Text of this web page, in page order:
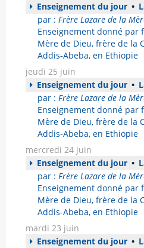
Enseignement du jour •
par : Frère Lazare de la
Enseignement donné par
Mère de Dieu, frère de la
Addis-Abeba, en Ethiopie
jeudi 25 juin
Enseignement du jour •
par : Frère Lazare de la
Enseignement donné par
Mère de Dieu, frère de la
Addis-Abeba, en Ethiopie
mercredi 24 juin
Enseignement du jour •
par : Frère Lazare de la
Enseignement donné par
Mère de Dieu, frère de la
Addis-Abeba, en Ethiopie
mardi 23 juin
Enseignement du jour •